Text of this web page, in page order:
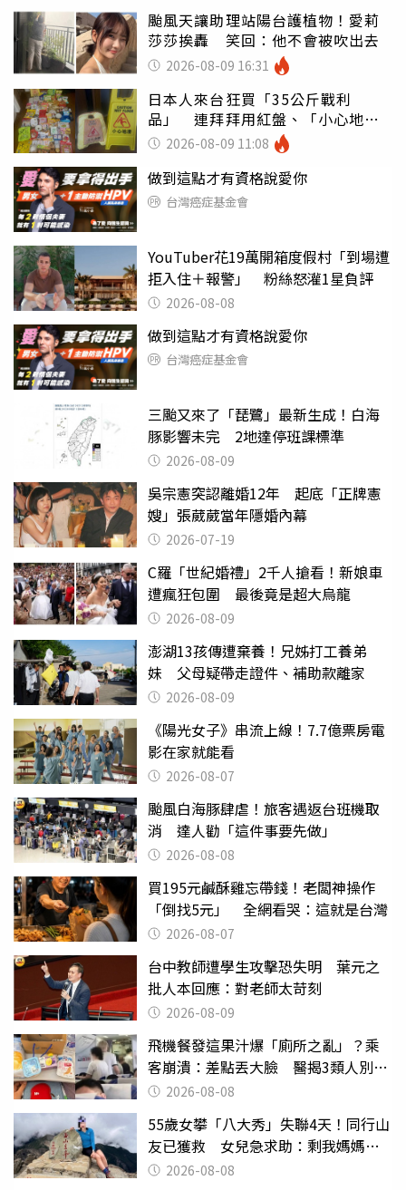
颱風天讓助理站陽台護植物！愛莉
莎莎挨轟 笑回：他不會被吹出去
2026-08-09 16:31
日本人來台狂買「35公斤戰利
品」 連拜拜用紅盤、「小心地
滑」告示牌也帶回家
2026-08-09 11:08
做到這點才有資格說愛你
台灣癌症基金會
YouTuber花19萬開箱度假村「到場遭
拒入住＋報警」 粉絲怒灌1星負評
2026-08-08
做到這點才有資格說愛你
台灣癌症基金會
三颱又來了「琵鷺」最新生成！白海
豚影響未完 2地達停班課標準
2026-08-09
吳宗憲突認離婚12年 起底「正牌憲
嫂」張葳葳當年隱婚內幕
2026-07-19
C羅「世紀婚禮」2千人搶看！新娘車
遭瘋狂包圍 最後竟是超大烏龍
2026-08-09
澎湖13孩傳遭棄養！兄姊打工養弟
妹 父母疑帶走證件、補助款離家
2026-08-09
《陽光女子》串流上線！7.7億票房電
影在家就能看
2026-08-07
颱風白海豚肆虐！旅客遇返台班機取
消 達人勸「這件事要先做」
2026-08-08
買195元鹹酥雞忘帶錢！老闆神操作
「倒找5元」 全網看哭：這就是台灣
2026-08-07
台中教師遭學生攻擊恐失明 葉元之
批人本回應：對老師太苛刻
2026-08-09
飛機餐發這果汁爆「廁所之亂」？乘
客崩潰：差點丟大臉 醫揭3類人別亂
喝 2026-08-08
55歲女攀「八大秀」失聯4天！同行山
友已獲救 女兒急求助：剩我媽媽還
沒找到
2026-08-08